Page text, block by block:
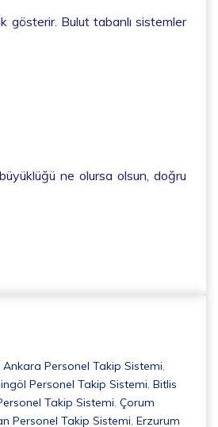
gösterir. Bulut tabanlı sistemler
ne olursa olsun, doğru
Ankara Personel Takip Sistemi,
Personel Takip Sistemi, Bitlis
Takip Sistemi, Çorum
Personel Takip Sistemi, Erzurum